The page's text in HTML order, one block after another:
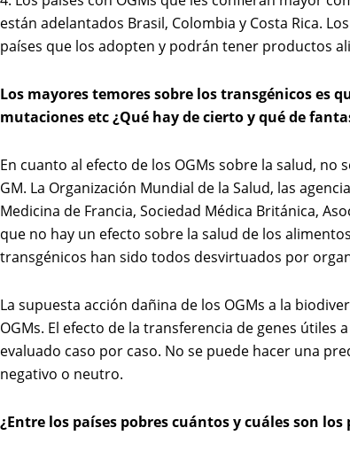
están adelantados Brasil, Colombia y Costa Rica.
países que los adopten y podrán tener productos
Los mayores temores sobre los transgénicos es
mutaciones etc ¿Qué hay de cierto y qué de
En cuanto al efecto de los OGMs sobre la salud,
GM. La Organización Mundial de la Salud, las
Medicina de Francia, Sociedad Médica Británica,
que no hay un efecto sobre la salud de los
transgénicos han sido todos desvirtuados por
La supuesta acción dañina de los OGMs a la
OGMs. El efecto de la transferencia de genes
evaluado caso por caso. No se puede hacer una
negativo o neutro.
¿Entre los países pobres cuántos y cuáles son